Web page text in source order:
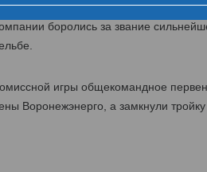
VI Спартакиада энергетиков МРСК
боролись за звание
игры общекомандное
Воронежэнерго, а замкнули